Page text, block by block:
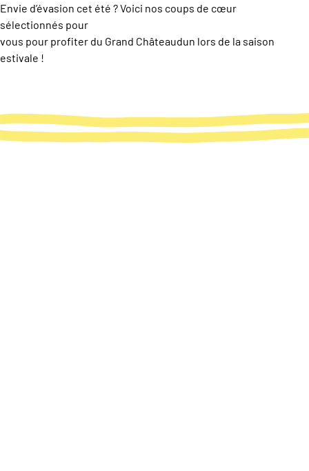
Envie d’évasion cet été ? Voici nos coups de cœur
sélectionnés pour
vous pour profiter du Grand Châteaudun lors de la saison
estivale !